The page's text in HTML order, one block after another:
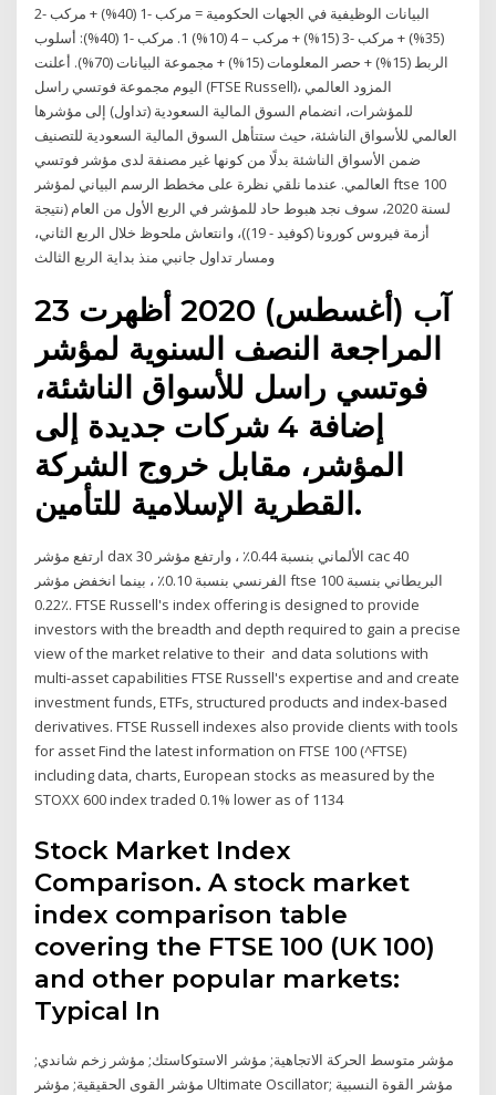
البيانات الوظيفية في الجهات الحكومية = مركب -1 (40%) + مركب -2
(35%) + مركب -3 (15%) + مركب – 4 (10%) 1. مركب -1 (40%): أسلوب
الربط (15%) + حصر المعلومات (15%) + مجموعة البيانات (70%). أعلنت
اليوم مجموعة فوتسي راسل (FTSE Russell)، المزود العالمي
للمؤشرات، انضمام السوق المالية السعودية (تداول) إلى مؤشرها
العالمي للأسواق الناشئة، حيث ستتأهل السوق المالية السعودية للتصنيف
ضمن الأسواق الناشئة بدلًا من كونها غير مصنفة لدى مؤشر فوتسي
العالمي. عندما نلقي نظرة على مخطط الرسم البياني لمؤشر ftse 100
لسنة 2020، سوف نجد هبوط حاد للمؤشر في الربع الأول من العام (نتيجة
أزمة فيروس كورونا (كوفيد - 19))، وانتعاش ملحوظ خلال الربع الثاني،
ومسار تداول جانبي منذ بداية الربع الثالث
23 آب (أغسطس) 2020 أظهرت
المراجعة النصف السنوية لمؤشر
فوتسي راسل للأسواق الناشئة،
إضافة 4 شركات جديدة إلى
المؤشر، مقابل خروج الشركة
القطرية الإسلامية للتأمين.
ارتفع مؤشر dax 30 الألماني بنسبة 0.44٪ ، وارتفع مؤشر cac 40
الفرنسي بنسبة 0.10٪ ، بينما انخفض مؤشر ftse 100 البريطاني بنسبة
0.22٪. FTSE Russell's index offering is designed to provide
investors with the breadth and depth required to gain a precise
view of the market relative to their and data solutions with
multi-asset capabilities FTSE Russell's expertise and and create
investment funds, ETFs, structured products and index-based
derivatives. FTSE Russell indexes also provide clients with tools
for asset Find the latest information on FTSE 100 (^FTSE)
including data, charts, European stocks as measured by the
STOXX 600 index traded 0.1% lower as of 1134
Stock Market Index
Comparison. A stock market
index comparison table
covering the FTSE 100 (UK 100)
and other popular markets:
Typical In
مؤشر متوسط الحركة الاتجاهية; مؤشر الاستوكاستك; مؤشر زخم شاندي;
مؤشر القوى الحقيقية; مؤشر Ultimate Oscillator; مؤشر القوة النسبية